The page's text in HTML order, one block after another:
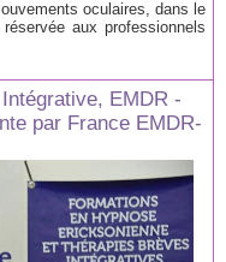
oculaires, dans le
aux professionnels
EMDR -
par France EMDR-